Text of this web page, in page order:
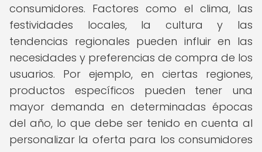
consumidores. Factores como el clima, las
festividades locales, la cultura y las
tendencias regionales pueden influir en las
necesidades y preferencias de compra de los
usuarios. Por ejemplo, en ciertas regiones,
productos específicos pueden tener una
mayor demanda en determinadas épocas
del año, lo que debe ser tenido en cuenta al
personalizar la oferta para los consumidores